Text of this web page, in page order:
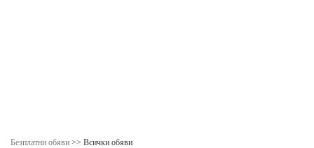
Безплатни обяви >> Всички обяви